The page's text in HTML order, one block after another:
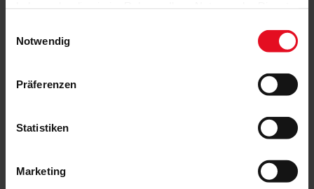
Notwendig
Präferenzen
Statistiken
Marketing
Duschen mit Rheinblick